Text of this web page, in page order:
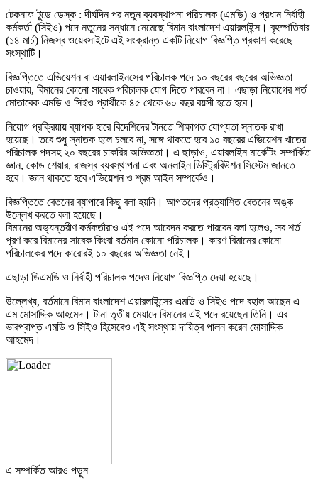
টেকনাফ টুডে ডেস্ক : দীর্ঘদিন পর নতুন ব্যবস্থাপনা পরিচালক (এমডি) ও প্রধান নির্বাহী
কর্মকর্তা (সিইও) পদে নতুনের সন্ধানে নেমেছে বিমান বাংলাদেশ এয়ারলাইন্স। বৃহস্পতিবার
(১৪ মার্চ) নিজস্ব ওয়েবসাইটে এই সংক্রান্ত একটি নিয়োগ বিজ্ঞপ্তি প্রকাশ করেছে
সংস্থাটি।
বিজ্ঞপ্তিতে এভিয়েশন বা এয়ারলাইনসের পরিচালক পদে ১০ বছরের বছরের অভিজ্ঞতা
চাওয়ায়, বিমানের কোনো সাবেক পরিচালক যোগ দিতে পারবেন না। এছাড়া নিয়োগের শর্ত
মোতাবেক এমডি ও সিইও প্রার্থীকে ৪৫ থেকে ৬০ বছর বয়সী হতে হবে।
নিয়োগ প্রক্রিয়ায় ব্যাপক হারে বিদেশিদের টানতে শিক্ষাগত যোগ্যতা স্নাতক রাখা
হয়েছে। তবে শুধু স্নাতক হলে চলবে না, সঙ্গে থাকতে হবে ১০ বছরের এভিয়েশন খাতের
পরিচালক পদসহ ২০ বছরের চাকরির অভিজ্ঞতা। এ ছাড়াও, এয়ারলাইন মার্কেটিং সম্পর্কিত
জ্ঞান, কোড শেয়ার, রাজস্ব ব্যবস্থাপনা এবং অনলাইন ডিস্ট্রিবিউশন সিস্টেম জানতে
হবে। জ্ঞান থাকতে হবে এভিয়েশন ও শ্রম আইন সম্পর্কেও।
বিজ্ঞপ্তিতে বেতনের ব্যাপারে কিছু বলা হয়নি। আগতদের প্রত্যাশিত বেতনের অঙ্ক
উল্লেখ করতে বলা হয়েছে।
বিমানের অভ্যন্তরীণ কর্মকর্তারাও এই পদে আবেদন করতে পারবেন বলা হলেও, সব শর্ত
পূরণ করে বিমানের সাবেক কিংবা বর্তমান কোনো পরিচালক। কারণ বিমানের কোনো
পরিচালকের পদে কারোরই ১০ বছরের অভিজ্ঞতা নেই।
এছাড়া ডিএমডি ও নির্বাহী পরিচালক পদেও নিয়োগ বিজ্ঞপ্তি দেয়া হয়েছে।
উল্লেখ্য, বর্তমানে বিমান বাংলাদেশ এয়ারলাইন্সের এমডি ও সিইও পদে বহাল আছেন এ
এম মোসাদ্দিক আহমেদ। টানা তৃতীয় মেয়াদে বিমানের এই পদে রয়েছেন তিনি। এর
ভারপ্রাপ্ত এমডি ও সিইও হিসেবেও এই সংস্থায় দায়িত্ব পালন করেন মোসাদ্দিক
আহমেদ।
এ সম্পর্কিত আরও পড়ুন